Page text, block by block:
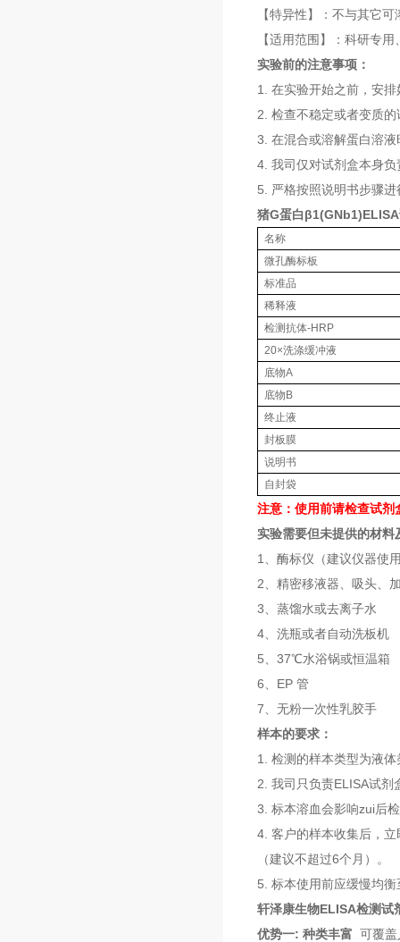
【特异性】：不与其它
【适用范围】：科研专
实验前的注意事项：
1. 在实验开始之前，安
2. 检查不稳定或者变质
3. 在混合或溶解蛋白溶
4. 我司仅对试剂盒本身
5. 严格按照说明书步骤
猪G蛋白
名称
微孔酶标板
标准品
稀释液
检测抗体-HRP
20×洗涤缓冲液
底物A
底物B
终止液
封板膜
说明书
自封袋
注意：使用前请检查试
实验需要但未提供的材料
1、酶标仪（建议仪器使
2、精密移液器、吸头、
3、蒸馏水或去离子水
4、洗瓶或者自动洗板机
5、37℃水浴锅或恒温箱
6、EP 管
7、无粉一次性乳胶手
样本的要求：
1. 检测的样本类型为液
2. 我司只负责ELISA试
3. 标本溶血会影响zui后
4. 客户的样本收集后，
（建议不超过6个月）。
5. 标本使用前应缓慢均
轩泽康生物ELISA检测试
优势一: 种类丰富 可覆